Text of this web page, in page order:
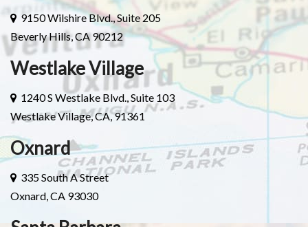
9150 Wilshire Blvd., Suite 205
Beverly Hills, CA 90212
Westlake Village
1240 S Westlake Blvd., Suite 103
Westlake Village, CA, 91361
Oxnard
335 South A Street
Oxnard, CA 93030